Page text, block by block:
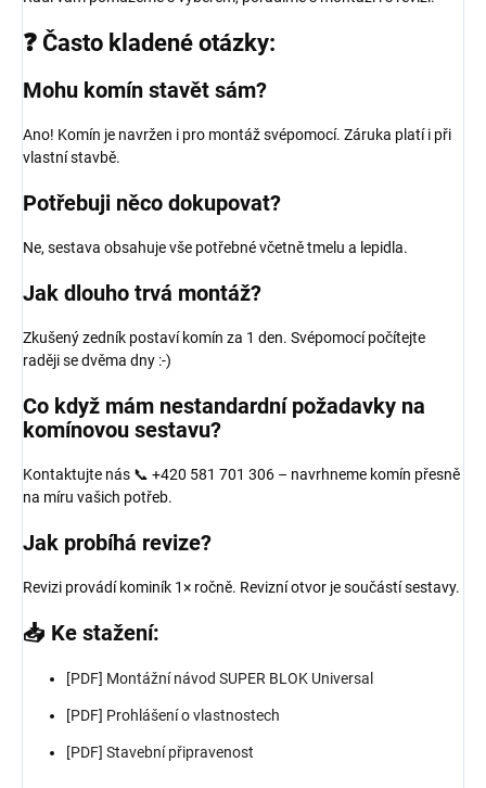
❓ Často kladené otázky:
Mohu komín stavět sám?
Ano! Komín je navržen i pro montáž svépomocí. Záruka platí i při
vlastní stavbě.
Potřebuji něco dokupovat?
Ne, sestava obsahuje vše potřebné včetně tmelu a lepidla.
Jak dlouho trvá montáž?
Zkušený zedník postaví komín za 1 den. Svépomocí počítejte
raději se dvěma dny :-)
Co když mám nestandardní požadavky na
komínovou sestavu?
Kontaktujte nás 📞 +420 581 701 306 – navrhneme komín přesně
na míru vašich potřeb.
Jak probíhá revize?
Revizi provádí kominík 1× ročně. Revizní otvor je součástí sestavy.
📥 Ke stažení:
[PDF] Montážní návod SUPER BLOK Universal
[PDF] Prohlášení o vlastnostech
[PDF] Stavební připravenost